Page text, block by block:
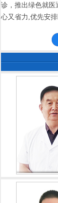
诊，推出绿色就医
心又省力,优先安